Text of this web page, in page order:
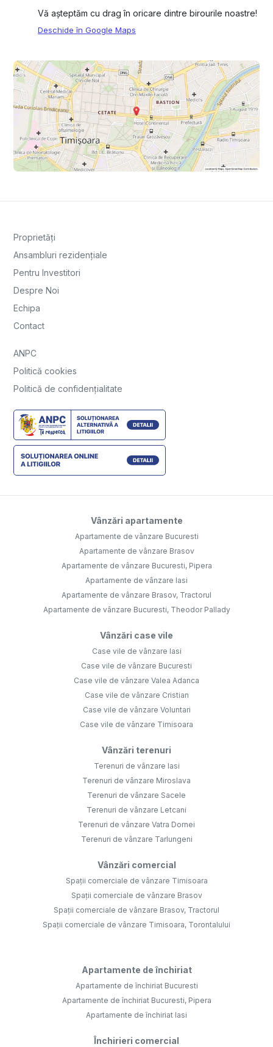
Vă așteptăm cu drag în oricare dintre birourile noastre!
Deschide în Google Maps
Proprietăți
Ansambluri rezidențiale
Pentru Investitori
Despre Noi
Echipa
Contact
ANPC
Politică cookies
Politică de confidențialitate
Vânzări apartamente
Apartamente de vânzare Bucuresti
Apartamente de vânzare Brasov
Apartamente de vânzare Bucuresti, Pipera
Apartamente de vânzare Iasi
Apartamente de vânzare Brasov, Tractorul
Apartamente de vânzare Bucuresti, Theodor Pallady
Vânzări case vile
Case vile de vânzare Iasi
Case vile de vânzare Bucuresti
Case vile de vânzare Valea Adanca
Case vile de vânzare Cristian
Case vile de vânzare Voluntari
Case vile de vânzare Timisoara
Vânzări terenuri
Terenuri de vânzare Iasi
Terenuri de vânzare Miroslava
Terenuri de vânzare Sacele
Terenuri de vânzare Letcani
Terenuri de vânzare Vatra Dornei
Terenuri de vânzare Tarlungeni
Vânzări comercial
Spații comerciale de vânzare Timisoara
Spații comerciale de vânzare Brasov
Spații comerciale de vânzare Brasov, Tractorul
Spații comerciale de vânzare Timisoara, Torontalului
Apartamente de închiriat
Apartamente de închiriat Bucuresti
Apartamente de închiriat Bucuresti, Pipera
Apartamente de închiriat Iasi
Închirieri comercial